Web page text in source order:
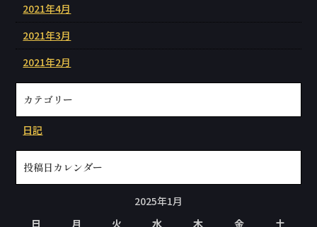
2021年4月
2021年3月
2021年2月
カテゴリー
日記
投稿日カレンダー
2025年1月
日
月 火 水 木 金 土